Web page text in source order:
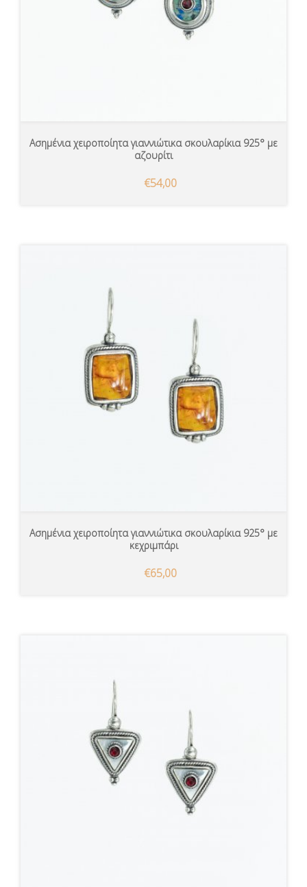
Ασημένια χειροποίητα γιαννιώτικα σκουλαρίκια 925° με
αζουρίτι
€54,00
Ασημένια χειροποίητα γιαννιώτικα σκουλαρίκια 925° με
κεχριμπάρι
€65,00